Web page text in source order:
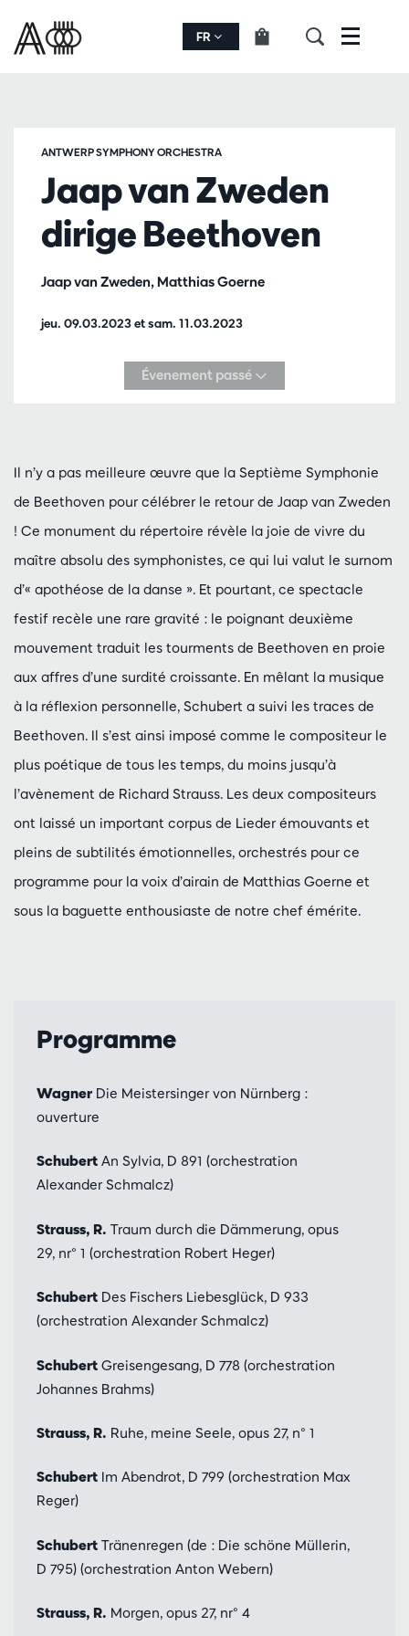
FR Menu
Jaap van Zweden
dirige Beethoven
Jaap van Zweden, Matthias Goerne
ANTWERP SYMPHONY ORCHESTRA
jeu. 09.03.2023etsam. 11.03.2023
Évenement passé
Il n’y a pas meilleure œuvre que la Septième Symphonie
de Beethoven pour célébrer le retour de Jaap van Zweden
! Ce monument du répertoire révèle la joie de vivre du
maître absolu des symphonistes, ce qui lui valut le surnom
d’« apothéose de la danse ». Et pourtant, ce spectacle
festif recèle une rare gravité : le poignant deuxième
mouvement traduit les tourments de Beethoven en proie
aux affres d’une surdité croissante. En mêlant la musique
à la réflexion personnelle, Schubert a suivi les traces de
Beethoven. Il s’est ainsi imposé comme le compositeur le
plus poétique de tous les temps, du moins jusqu’à
l’avènement de Richard Strauss. Les deux compositeurs
ont laissé un important corpus de Lieder émouvants et
pleins de subtilités émotionnelles, orchestrés pour ce
programme pour la voix d’airain de Matthias Goerne et
sous la baguette enthousiaste de notre chef émérite.
Programme
Wagner Die Meistersinger von Nürnberg :
ouverture
Schubert An Sylvia, D 891 (orchestration
Alexander Schmalcz)
Strauss, R. Traum durch die Dämmerung, opus
29, nr° 1 (orchestration Robert Heger)
Schubert Des Fischers Liebesglück, D 933
(orchestration Alexander Schmalcz)
Schubert Greisengesang, D 778 (orchestration
Johannes Brahms)
Strauss, R. Ruhe, meine Seele, opus 27, n° 1
Schubert Im Abendrot, D 799 (orchestration Max
Reger)
Schubert Tränenregen (de : Die schöne Müllerin,
D 795) (orchestration Anton Webern)
Strauss, R. Morgen, opus 27, nr° 4